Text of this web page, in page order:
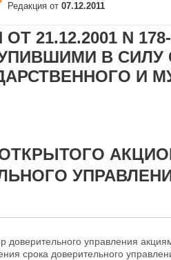
Редакция от 07.12.2011
21.12.2001 N
В СИЛУ С
И
доверительного управления
срока доверительного